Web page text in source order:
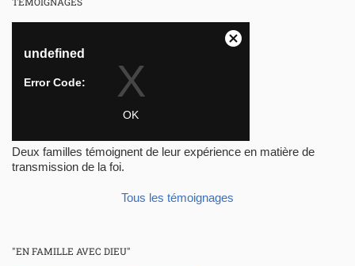
Deux familles témoignent de leur expérience en matière de
transmission de la foi.
Tous les témoignages
"EN FAMILLE AVEC DIEU"